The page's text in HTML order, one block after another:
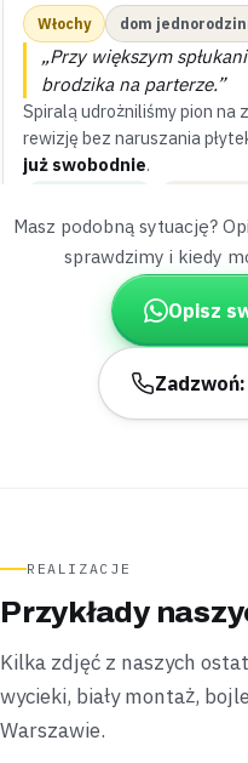
Włochy dom
„Przy większym
brodzika na parterze.”
Spiralą udrożniliśmy pion na
rewizję bez naruszania
już swobodnie.
blok z wielkiej
„Nowa bateria po
odkręceniu wody.”
Wieczorem dokręciliśmy
uszczelki w baterii —
prosto na korytarz
Zakręciliśmy dopływ na
silikonem oraz brodzik od
natychmiast
Uszczelnione Zawór
Masz podobną sytuację?
sprawdzimy i kiedy
Opisz
REALIZACJE
Przykłady
Kilka zdjęć z naszych
wycieki, biały montaż,
Warszawie.